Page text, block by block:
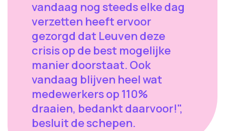
vandaag nog steeds elke dag
verzetten heeft ervoor
gezorgd dat Leuven deze
crisis op de best mogelijke
manier doorstaat. Ook
vandaag blijven heel wat
medewerkers op 110%
draaien, bedankt daarvoor!",
besluit de schepen.